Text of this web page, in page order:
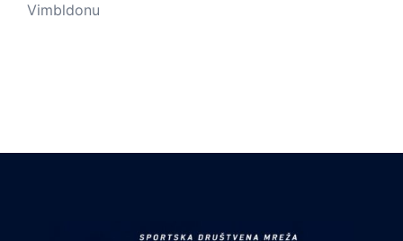
Vimbldonu